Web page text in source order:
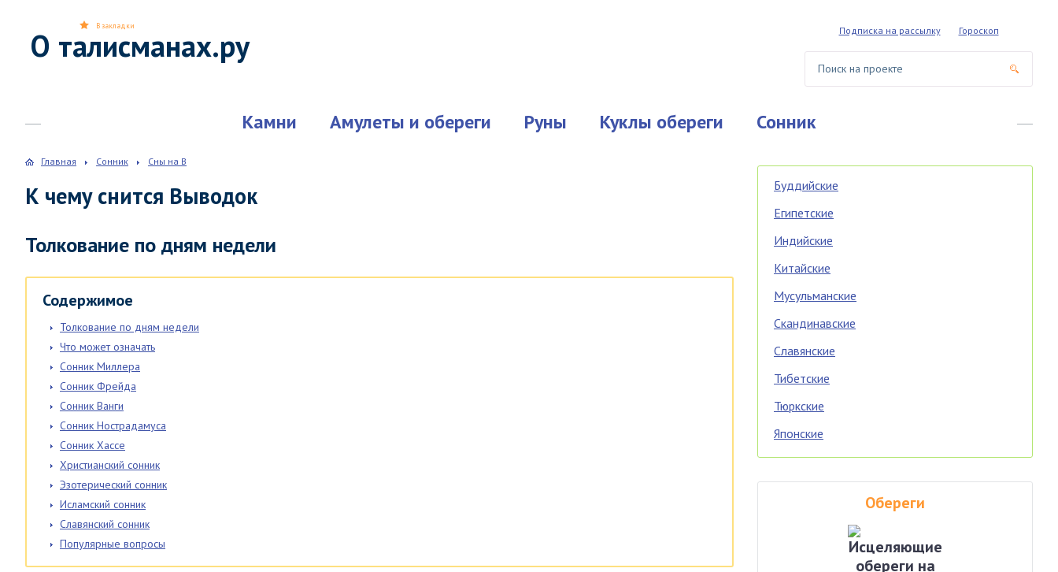
О талисманах.ру Подписка на рассылку Гороскоп
Камни Амулеты и обереги Руны Куклы обереги Сонник
В закладки
Главная Сонник Сны на В
К чему снится Выводок
Толкование по дням недели
Содержимое
Толкование по дням недели
Что может означать
Сонник Миллера
Сонник Фрейда
Сонник Ванги
Сонник Нострадамуса
Сонник Хассе
Христианский сонник
Эзотерический сонник
Исламский сонник
Славянский сонник
Популярные вопросы
Буддийские
Египетские
Индийские
Китайские
Мусульманские
Скандинавские
Славянские
Тибетские
Тюркские
Японские
Обереги